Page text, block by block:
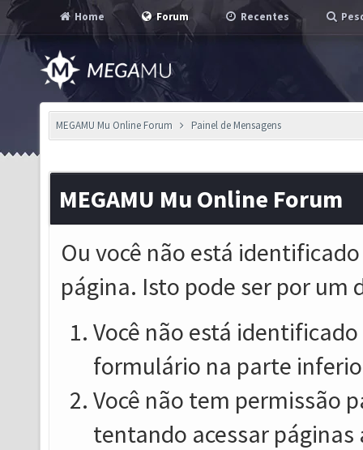
Home Forum Recentes
MEGAMU Mu Online Forum Painel de Mensagens
MEGAMU Mu Online Forum
Ou você não está
página. Isto pode ser por um
Você não está
formulário na parte
Você não tem permissão
tentando acessar